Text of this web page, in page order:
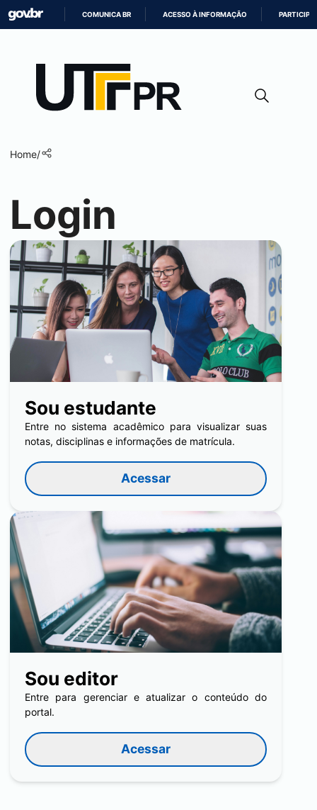
CONTEÚDO
COMUNICA BR ACESSO À INFORMAÇÃO PARTICIPE
Home/
Login
Sou estudante
Entre no sistema acadêmico para visualizar suas
notas, disciplinas e informações de matrícula.
Acessar
Sou editor
Entre para gerenciar e atualizar o conteúdo do
portal.
Acessar